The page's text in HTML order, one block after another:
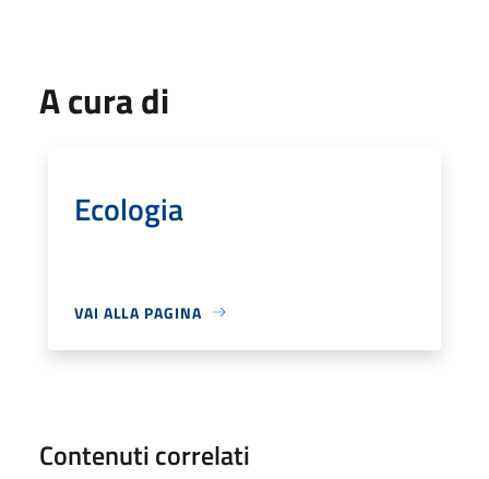
A cura di
Ecologia
VAI ALLA PAGINA
Contenuti correlati